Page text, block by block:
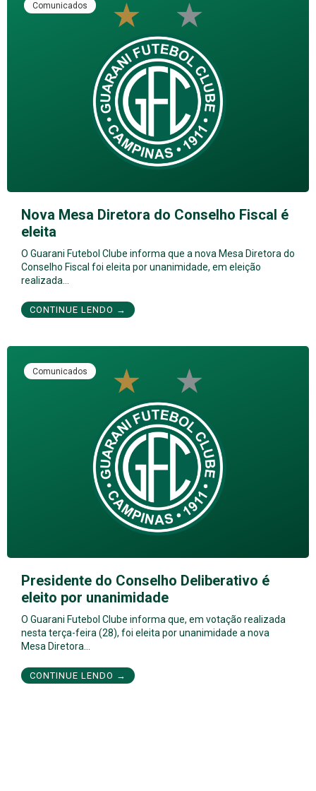
Comunicados
Nova Mesa Diretora do Conselho Fiscal é
eleita
O Guarani Futebol Clube informa que a nova Mesa Diretora do
Conselho Fiscal foi eleita por unanimidade, em eleição
realizada…
CONTINUE LENDO →
Comunicados
Presidente do Conselho Deliberativo é
eleito por unanimidade
O Guarani Futebol Clube informa que, em votação realizada
nesta terça-feira (28), foi eleita por unanimidade a nova
Mesa Diretora…
CONTINUE LENDO →